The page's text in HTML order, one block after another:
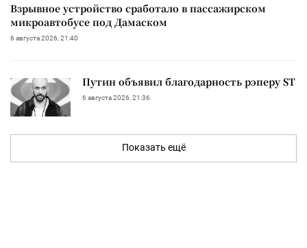
Взрывное устройство сработало в пассажирском
микроавтобусе под Дамаском
6 августа 2026, 21:40
Путин объявил благодарность рэперу ST
6 августа 2026, 21:36
Показать ещё